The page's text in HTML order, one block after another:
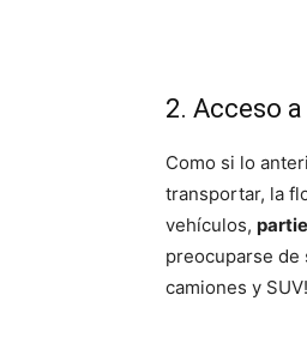
2. Acceso
Como si lo
transportar, la
vehículos,
preocuparse de
camiones y SUV!